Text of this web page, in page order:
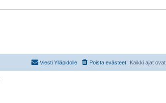
Kaikki ajat ovat
Poista evästeet
Viesti Ylläpidolle